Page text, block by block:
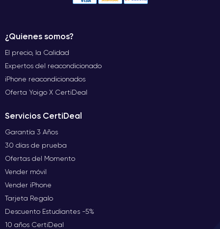
¿Quienes somos?
El precio, la Calidad
Expertos del reacondicionado
iPhone reacondicionados
Oferta Yoigo X CertiDeal
Servicios CertiDeal
Garantía 3 Años
30 días de prueba
Ofertas del Momento
Vender móvil
Vender iPhone
Tarjeta Regalo
Descuento Estudiantes -5%
10 años CertiDeal